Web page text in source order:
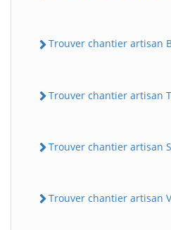
Trouver chantier artisan
Trouver chantier artisan
Trouver chantier artisan
Trouver chantier artisan